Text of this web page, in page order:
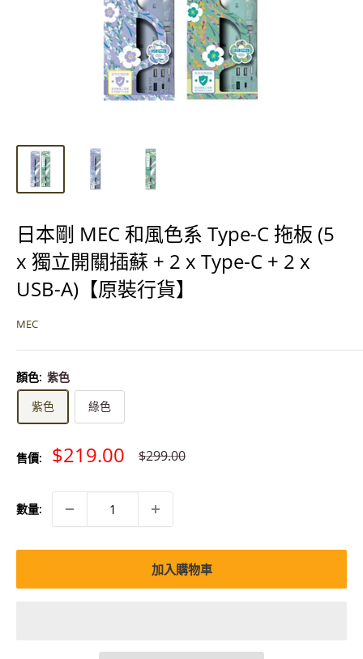
日本剛 MEC 和風色系 Type-C 拖板 (5
x 獨立開關插蘇 + 2 x Type-C + 2 x
USB-A)【原裝行貨】
MEC
顏色: 紫色
紫色
綠色
售價: 特
$219.00 原
價
$299.00
數量:
加入購物車